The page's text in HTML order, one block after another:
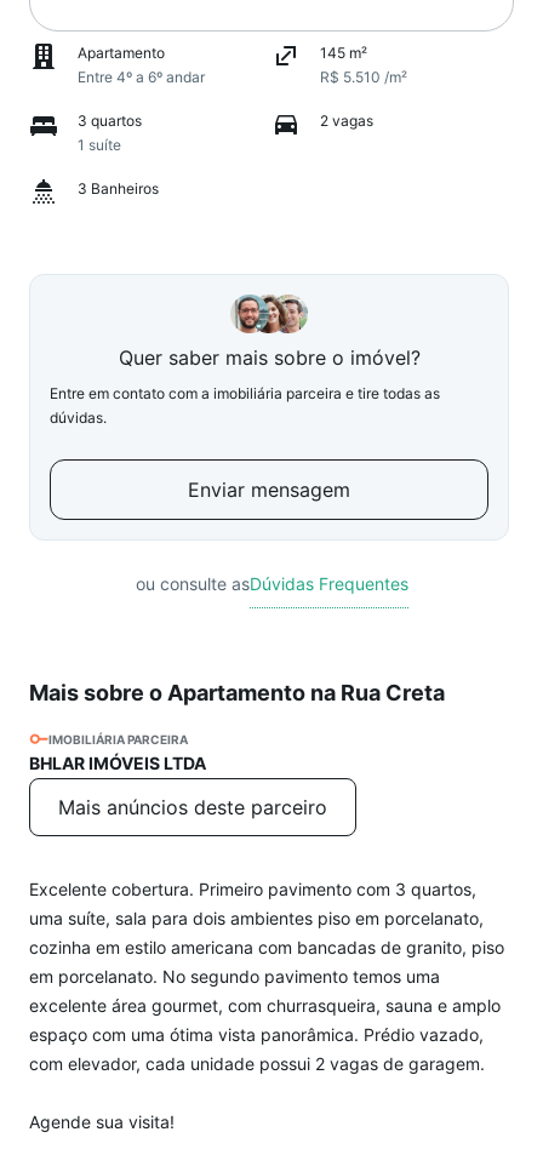
Apartamento
Entre 4º a 6º andar
145 m²
R$ 5.510 /m²
3 quartos
1 suíte
2 vagas
3 Banheiros
Quer saber mais sobre o imóvel?
Entre em contato com a imobiliária parceira e tire todas as
dúvidas.
Enviar mensagem
ou consulte asDúvidas Frequentes
Mais sobre o Apartamento na Rua Creta
IMOBILIÁRIA PARCEIRA
BHLAR IMÓVEIS LTDA
Mais anúncios deste parceiro
Excelente cobertura. Primeiro pavimento com 3 quartos,
uma suíte, sala para dois ambientes piso em porcelanato,
cozinha em estilo americana com bancadas de granito, piso
em porcelanato. No segundo pavimento temos uma
excelente área gourmet, com churrasqueira, sauna e amplo
espaço com uma ótima vista panorâmica. Prédio vazado,
com elevador, cada unidade possui 2 vagas de garagem.
Agende sua visita!